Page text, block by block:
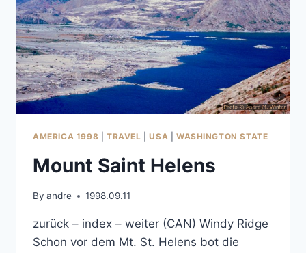
AMERICA 1998 TRAVEL |USA WASHINGTON STATE
Mount Saint Helens
By andre 1998.09.11
zurück – index – weiter (CAN) Windy Ridge
Schon vor dem Mt. St. Helens bot die